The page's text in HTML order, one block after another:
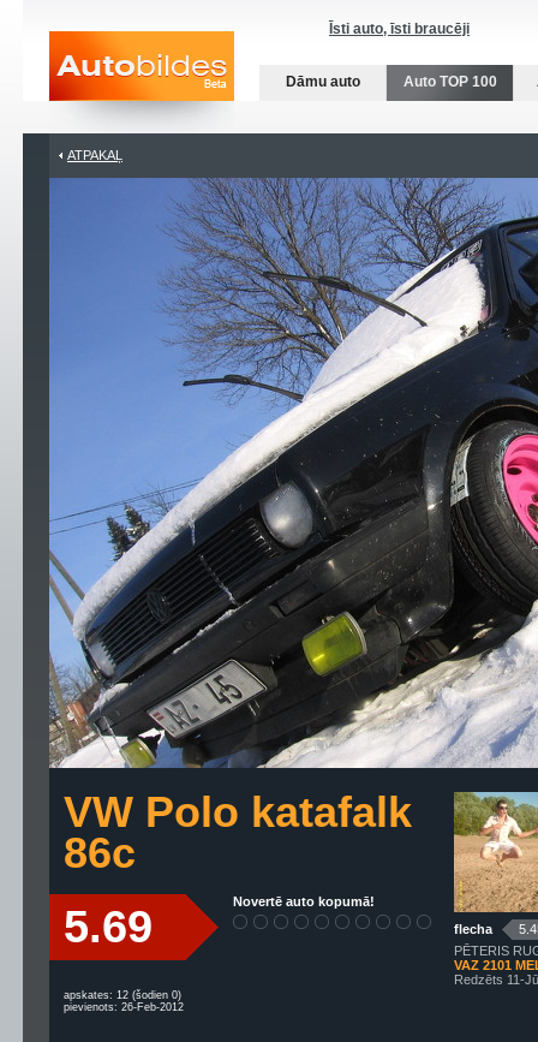
Īsti auto, īsti braucēji
Dāmu auto Auto TOP 100
ATPAKAĻ
VW Polo katafalk
86c
5.69 Novertē auto kopumā!
apskates: 12 (šodien 0)
pievienots: 26-Feb-2012
flecha
PĒTERIS
VAZ 2101
Redzēts 11-